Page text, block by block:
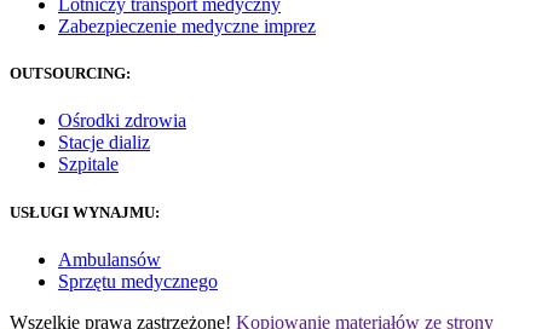
Lotniczy transport medyczny
Zabezpieczenie medyczne imprez
OUTSOURCING:
Ośrodki zdrowia
Stacje dializ
Szpitale
USŁUGI WYNAJMU:
Ambulansów
Sprzętu medycznego
Wszelkie prawa zastrzeżone! Kopiowanie materiałów ze strony